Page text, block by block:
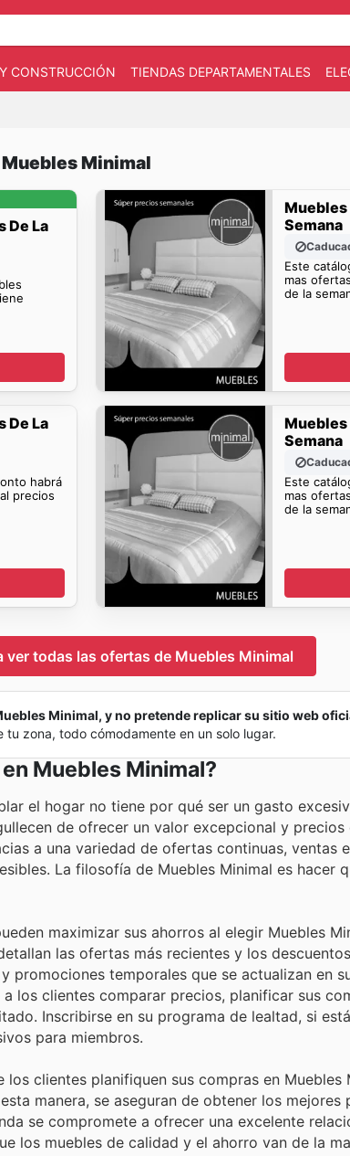
CONSTRUCCIÓN TIENDAS DEPARTAMENTALES
Minimal
De La
Muebles
Semana
Este
mas
de la
De La
habrá
precios
Muebles
Semana
Este
mas
de la
ver todas las ofertas de Muebles Minimal
Minimal, y no pretende replicar su sitio web
zona, todo cómodamente en un solo lugar.
Muebles Minimal?
el hogar no tiene por qué ser un gasto
de ofrecer un valor excepcional y
a una variedad de ofertas continuas, ventas
La filosofía de Muebles Minimal es hacer
maximizar sus ahorros al elegir Muebles
las ofertas más recientes y los
promociones temporales que se actualizan en
los clientes comparar precios, planificar sus
Inscribirse en su programa de lealtad, si
para miembros.
clientes planifiquen sus compras en Muebles
manera, se aseguran de obtener los mejores
se compromete a ofrecer una excelente
los muebles de calidad y el ahorro van de la